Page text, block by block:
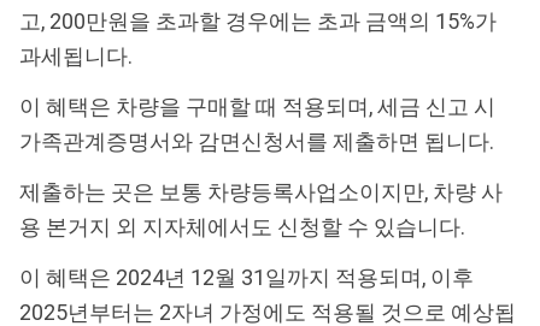
고, 200만원을 초과할 경우에는 초과 금액의 15%가
과세됩니다.
이 혜택은 차량을 구매할 때 적용되며, 세금 신고 시
가족관계증명서와 감면신청서를 제출하면 됩니다.
제출하는 곳은 보통 차량등록사업소이지만, 차량 사
용 본거지 외 지자체에서도 신청할 수 있습니다.
이 혜택은 2024년 12월 31일까지 적용되며, 이후
2025년부터는 2자녀 가정에도 적용될 것으로 예상됩